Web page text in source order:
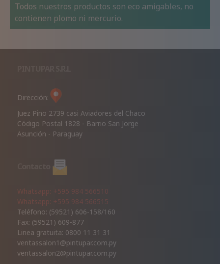
Todos nuestros productos son eco amigables, no
contienen plomo ni mercurio.
Dirección:
Juez Pino 2739 casi Aviadores del Chaco
Código Postal 1828 - Barrio San Jorge
Asunción - Paraguay
Whatsapp: +595 984 566510
Whatsapp: +595 984 566515
Teléfono: (59521) 606-158/160
Fax: (59521) 609-877
Linea gratuita: 0800 11 31 31
ventassalon1@pintupar.com.py
ventassalon2@pintupar.com.py